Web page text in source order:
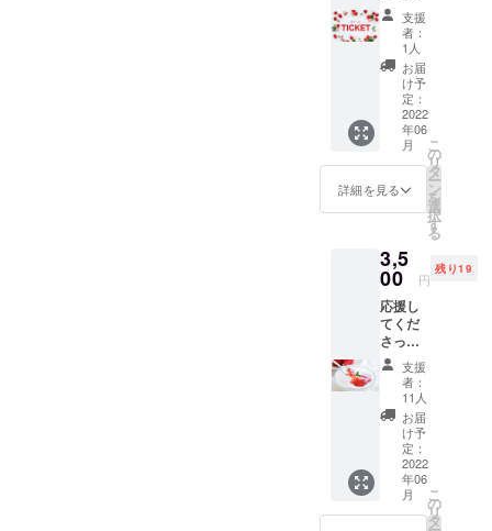
ケット4
枚 ・ポ
スト
カード
にて感
謝の気
持ちを
込めて
お礼の
メッ
セージ
ます。
※来店時
にポス
トカー
ドをお
持ちく
ださ
い。チ
ケット
と交換
をさせ
ていた
だきま
す。(当
日使用
可) ※チ
皆様に
ソフト
クリー
ム・パ
フェを
ご注文
の方に
50円の
トッピ
ングを2
年間提
供いた
しま
回来店
の際、
メール
を引き
換え券
として
当店発
行の
カード
をお受
け取り
くださ
い。 ※1
商品に
つき付
き50円
支援
者：
1人
お届
け予
定：
2022
年06
月
詳細を見る
こ
の
リ
タ
ー
ン
を
選
択
す
る
3,5
00 円
残り19
応援し
てくだ
さった
皆様に
化学農
薬不使
用のい
ちごで
作った
・いち
ごジャ
ム 1瓶
・いち
支援
者：
11人
お届
け予
定：
2022
年06
月
こ
の
リ
タ